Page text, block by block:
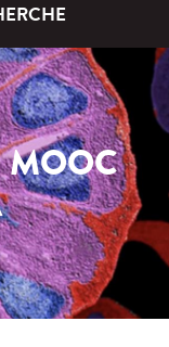
MOOC